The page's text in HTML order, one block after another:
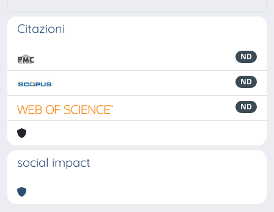
Citazioni
ND
ND
ND
social impact